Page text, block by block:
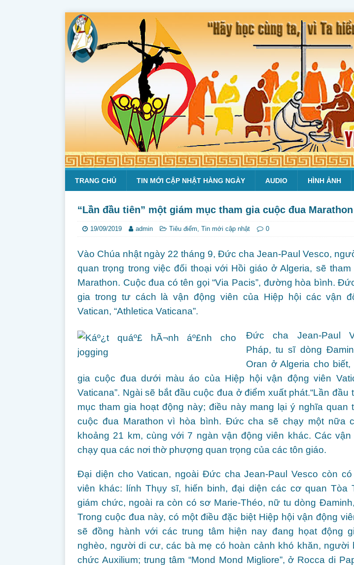
TRANG CHỦ TIN MỚI CẬP NHẬT HÀNG NGÀY AUDIO HÌNH ẢNH
“Lần đầu tiên” một giám mục tham gia cuộc đua Marathon
19/09/2019 admin Tiêu điểm, Tin mới cập nhật 0
Vào Chúa nhật ngày 22 tháng 9, Đức cha Jean-Paul Vesco,
quan trọng trong việc đối thoại với Hồi giáo ở Algeria, sẽ
Marathon. Cuộc đua có tên gọi “Via Pacis”, đường hòa bình.
gia trong tư cách là vận động viên của Hiệp hội các vận
Vatican, “Athletica Vaticana”.
Đức cha Jean-Paul
Pháp, tu sĩ dòng
Oran ở Algeria cho
gia cuộc đua dưới màu áo của Hiệp hội vận động viên
Vaticana”. Ngài sẽ bắt đầu cuộc đua ở điểm xuất phát.“Lần đầu
mục tham gia hoạt động này; điều này mang lại ý nghĩa quan
cuộc đua Marathon vì hòa bình. Đức cha sẽ chạy một nữa
khoảng 21 km, cùng với 7 ngàn vận động viên khác. Các
chạy qua các nơi thờ phượng quan trọng của các tôn giáo.
Đại diện cho Vatican, ngoài Đức cha Jean-Paul Vesco còn
viên khác: lính Thụy sĩ, hiến binh, đại diện các cơ quan Tòa
giám chức, ngoài ra còn có sơ Marie-Théo, nữ tu dòng
Trong cuộc đua này, có một điều đặc biệt Hiệp hội vận động
sẽ đồng hành với các trung tâm hiện nay đang họat động
nghèo, người di cư, các bà mẹ có hoàn cảnh khó khăn, người
chức Auxilium; trung tâm “Mond Mond Migliore”, ở Rocca di